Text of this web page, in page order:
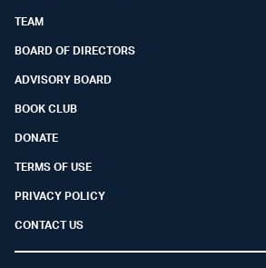
TEAM
BOARD OF DIRECTORS
ADVISORY BOARD
BOOK CLUB
DONATE
TERMS OF USE
PRIVACY POLICY
CONTACT US